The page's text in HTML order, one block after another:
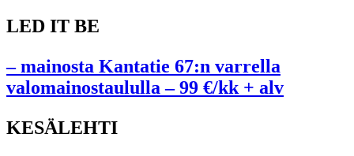
LED IT BE
– mainosta Kantatie 67:n varrella
valomainostaululla – 99 €/kk + alv
KESÄLEHTI